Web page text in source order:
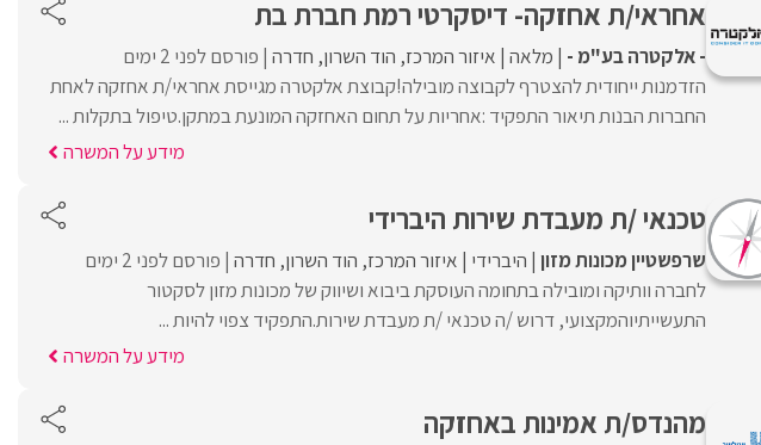
אחראי/ת אחזקה- דיסקרטי רמת חברת בת
- אלקטרה בע"מ - מלאה איזור המרכז הוד השרון חדרה פורסם לפני 2 ימים
הזדמנות ייחודית להצטרף לקבוצה מובילה!קבוצת אלקטרה מגייסת אחראי/ת אחזקה לאחת
החברות הבנות תיאור התפקיד :אחריות על תחום האחזקה המונעת במתקן.טיפול בתקלות ...
מידע על המשרה
טכנאי /ת מעבדת שירות היברידי
שרפשטיין מכונות מזון היברידי איזור המרכז הוד השרון חדרה פורסם לפני 2 ימים
לחברה וותיקה ומובילה בתחומה העוסקת ביבוא ושיווק של מכונות מזון לסקטור
התעשייתיוהמקצועי, דרוש /ה טכנאי /ת מעבדת שירות.התפקיד צפוי להיות ...
מידע על המשרה
מהנדס/ת אמינות באחזקה